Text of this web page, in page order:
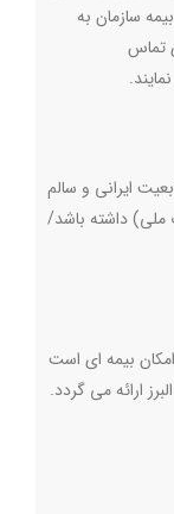
سازمان به
تماس
.
باشند/ با تابعیت ایرانی و سالم
ملی) داشته باشد/
6 پوشش و یک امکان بیمه ای است
ارائه می گردد.